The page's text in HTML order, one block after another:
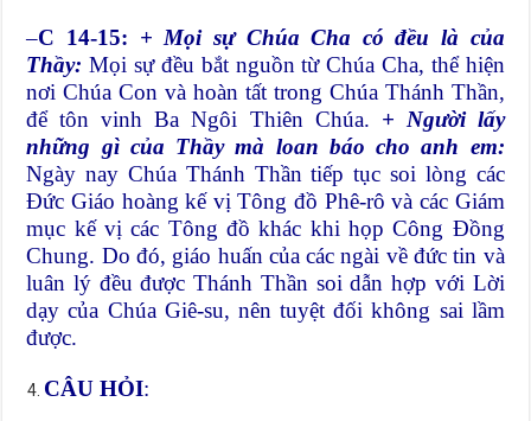
–C 14-15: + Mọi sự Chúa Cha có đều là của
Thầy:Mọi sự đều bắt nguồn từ Chúa Cha, thể hiện
nơi Chúa Con và hoàn tất trong Chúa Thánh Thần,
để tôn vinh Ba Ngôi Thiên Chúa. + Người lấy
những gì của Thầy mà loan báo cho anh em:
Ngày nay Chúa Thánh Thần tiếp tục soi lòng các
Đức Giáo hoàng kế vị Tông đồ Phê-rô và các Giám
mục kế vị các Tông đồ khác khi họp Công Đồng
Chung. Do đó, giáo huấn của các ngài về đức tin và
luân lý đều được Thánh Thần soi dẫn hợp với Lời
dạy của Chúa Giê-su, nên tuyệt đối không sai lầm
được.
CÂU HỎI: